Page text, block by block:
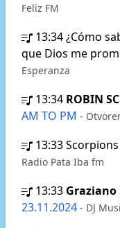
Feliz FM
13:34¿Cómo
que Dios me
Esperanza
13:34 ROBIN
AM TO PM -
13:33
Radio Pata Iba fm
13:33 Graziano
23.11.2024 - DJ